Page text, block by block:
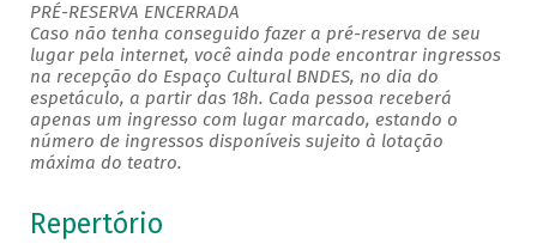
PRÉ-RESERVA ENCERRADA
Caso não tenha conseguido fazer a pré-reserva de seu
lugar pela internet, você ainda pode encontrar ingressos
na recepção do Espaço Cultural BNDES, no dia do
espetáculo, a partir das 18h. Cada pessoa receberá
apenas um ingresso com lugar marcado, estando o
número de ingressos disponíveis sujeito à lotação
máxima do teatro.
Repertório